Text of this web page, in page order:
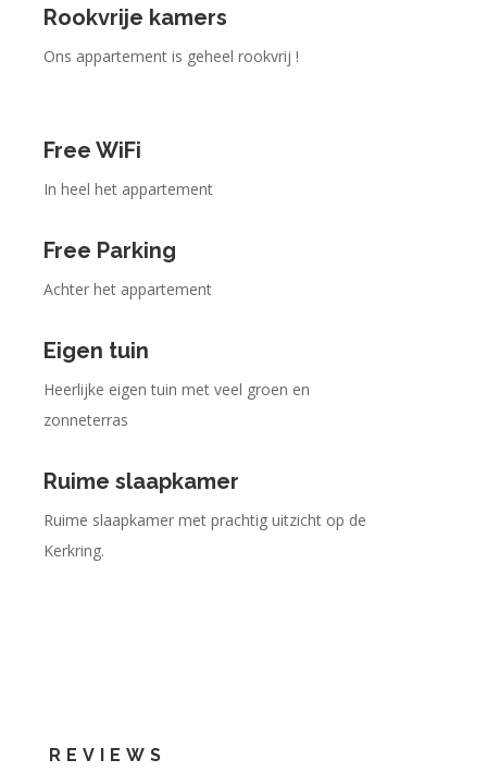
Rookvrije kamers
Ons appartement is geheel rookvrij !
Free WiFi
In heel het appartement
Free Parking
Achter het appartement
Eigen tuin
Heerlijke eigen tuin met veel groen en
zonneterras
Ruime slaapkamer
Ruime slaapkamer met prachtig uitzicht op de
Kerkring.
REVIEWS